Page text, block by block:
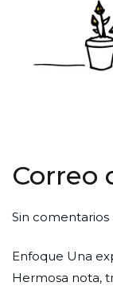
Correo
Por
Ciudad
Nueva
Publicada
27
de
Publicada
Lectores
Sin comentarios
Enfoque Una
Hermosa nota,